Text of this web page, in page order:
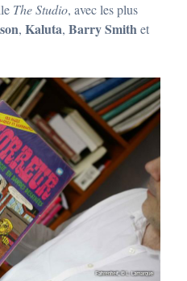
The Studio, avec les plus
, Kaluta, Barry Smithet